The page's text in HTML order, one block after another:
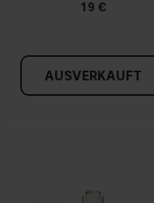
19 €
AUSVERKAUFT